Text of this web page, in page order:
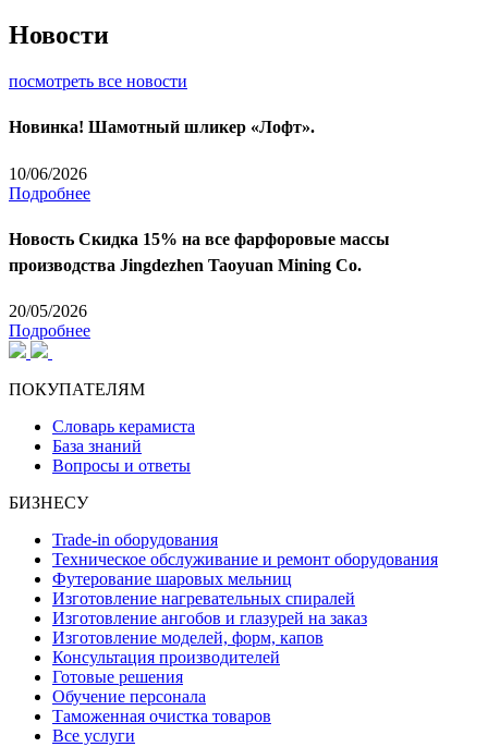
Новости
посмотреть все новости
Новинка! Шамотный шликер «Лофт».
10/06/2026
Подробнее
Новость Скидка 15% на все фарфоровые массы
производства Jingdezhen Taoyuan Mining Co.
20/05/2026
Подробнее
ПОКУПАТЕЛЯМ
Словарь керамиста
База знаний
Вопросы и ответы
БИЗНЕСУ
Trade-in оборудования
Техническое обслуживание и ремонт оборудования
Футерование шаровых мельниц
Изготовление нагревательных спиралей
Изготовление ангобов и глазурей на заказ
Изготовление моделей, форм, капов
Консультация производителей
Готовые решения
Обучение персонала
Таможенная очистка товаров
Все услуги